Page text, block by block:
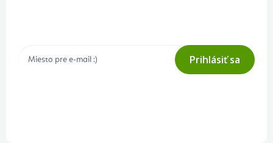
Prihlásiť sa